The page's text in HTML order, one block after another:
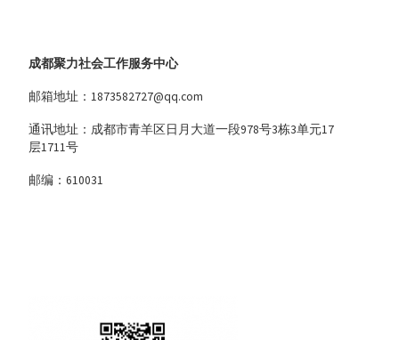
成都聚力社会工作服务中心
邮箱地址：1873582727@qq.com
通讯地址：成都市青羊区日月大道一段978号3栋3单元17
层1711号
邮编：610031